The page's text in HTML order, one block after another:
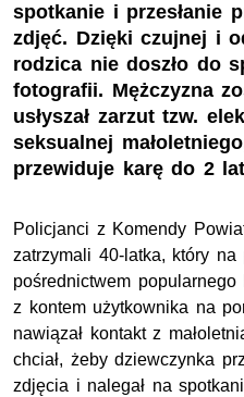
spotkanie i przesłanie
zdjęć. Dzięki czujnej i
rodzica nie doszło do
fotografii. Mężczyzna
usłyszał zarzut tzw.
seksualnej
przewiduje karę do 2
Policjanci z Komendy
zatrzymali 40-latka, który na
pośrednictwem
z kontem użytkownika na
nawiązał kontakt z
chciał, żeby dziewczynka
zdjęcia i nalegał na